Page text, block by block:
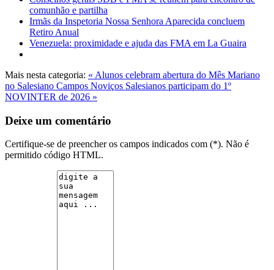
comunhão e partilha
Irmãs da Inspetoria Nossa Senhora Aparecida concluem
Retiro Anual
Venezuela: proximidade e ajuda das FMA em La Guaira
Mais nesta categoria: « Alunos celebram abertura do Mês Mariano
no Salesiano Campos Noviços Salesianos participam do 1º
NOVINTER de 2026 »
Deixe um comentário
Certifique-se de preencher os campos indicados com (*). Não é
permitido código HTML.